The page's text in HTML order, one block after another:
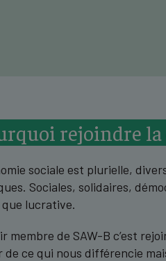
rejoindre la
sociale est plurielle,
Sociales, solidaires,
lucrative.
membre de SAW-B c’est
de ce qui nous différencie